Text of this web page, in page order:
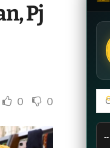
Pj
0 0